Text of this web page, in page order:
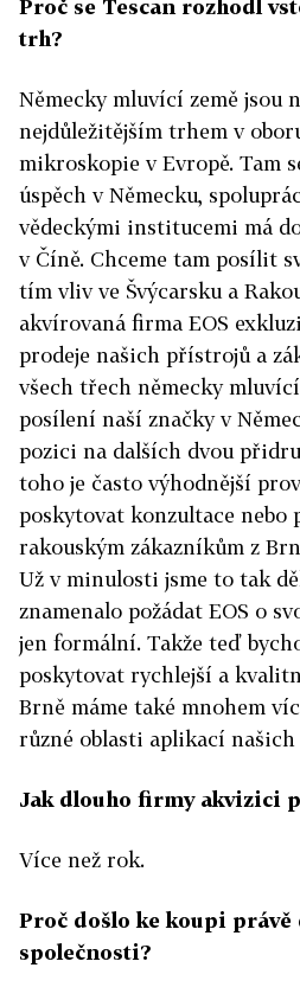
Proč se Tescan rozhodl
trh?
Německy mluvící země jsou
nejdůležitějším trhem v
mikroskopie v Evropě. Tam
úspěch v Německu,
vědeckými institucemi má
v Číně. Chceme tam posílit
tím vliv ve Švýcarsku a
akvírovaná firma EOS
prodeje našich přístrojů a
všech třech německy
posílení naší značky v
pozici na dalších dvou
toho je často výhodnější
poskytovat konzultace nebo
rakouským zákazníkům z
Už v minulosti jsme to tak
znamenalo požádat EOS o
jen formální. Takže teď
poskytovat rychlejší a
Brně máme také mnohem
různé oblasti aplikací
Jak dlouho firmy akvizici
Více než rok.
Proč došlo ke koupi
společnosti?